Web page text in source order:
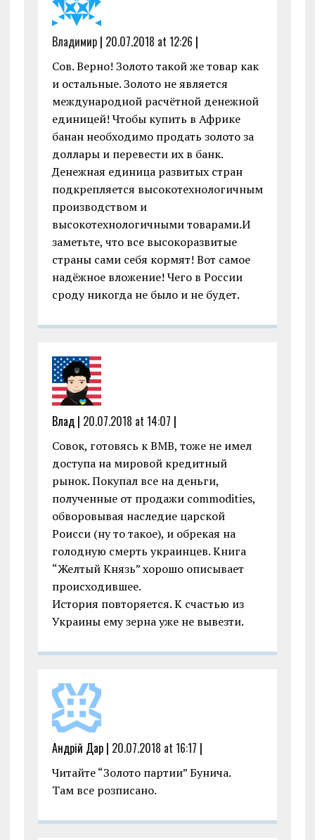
Владимир| 20.07.2018 at 12:26 |
Сов. Верно! Золото такой же товар как
и остальные. Золото не является
международной расчётной денежной
единицей! Чтобы купить в Африке
банан необходимо продать золото за
доллары и перевести их в банк.
Денежная единица развитых стран
подкрепляется высокотехнологичным
производством и
высокотехнологичными товарами.И
заметьте, что все высокоразвитые
страны сами себя кормят! Вот самое
надёжное вложение! Чего в России
сроду никогда не было и не будет.
Влад | 20.07.2018 at 14:07 |
Совок, готовясь к ВМВ, тоже не имел
доступа на мировой кредитный
рынок. Покупал все на деньги,
полученные от продажи commodities,
обворовывая наследие царской
Роисси (ну то такое), и обрекая на
голодную смерть украинцев. Книга
“Желтый Князь” хорошо описывает
происходившее.
История повторяется. К счастью из
Украины ему зерна уже не вывезти.
Андрій Дар | 20.07.2018 at 16:17 |
Читайте “Золото партии” Бунича.
Там все розписано.